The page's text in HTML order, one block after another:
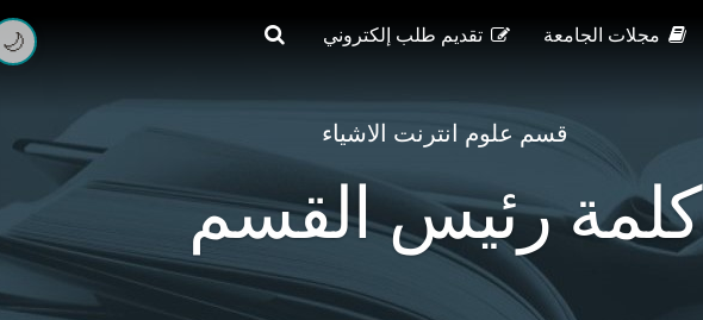
🌙
قسم علوم انترنت الاشياء
كلمة رئيس القسم